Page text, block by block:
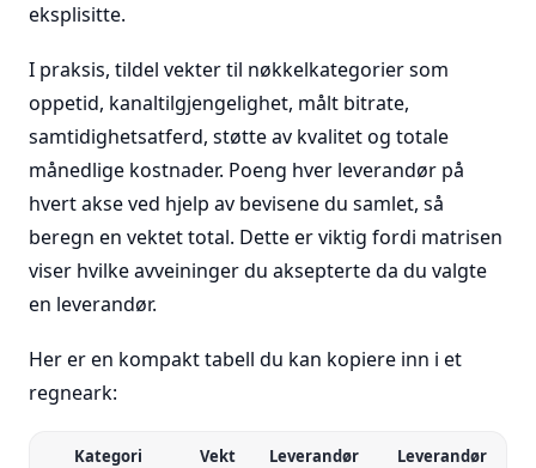
eksplisitte.
I praksis, tildel vekter til nøkkelkategorier som
oppetid, kanaltilgjengelighet, målt bitrate,
samtidighetsatferd, støtte av kvalitet og totale
månedlige kostnader. Poeng hver leverandør på
hvert akse ved hjelp av bevisene du samlet, så
beregn en vektet total. Dette er viktig fordi matrisen
viser hvilke avveininger du aksepterte da du valgte
en leverandør.
Her er en kompakt tabell du kan kopiere inn i et
regneark:
Kategori Vekt
Leverandør
Leverandør